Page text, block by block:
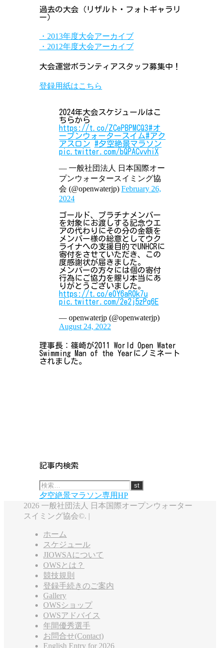
過去の大会（リザルト・フォトギャラリ
ー）
・2013年度大会アーカイブ
・2012年度大会アーカイブ
大会運営ボランティアスタッフ募集中！
登録用紙はこちら
2024年大会スケジュールはこ
ちらから
https://t.co/ZCePBPMCQ3#オ
ープンウォータースイム#アク
アスロン
#夕空絶景マラソン
pic.twitter.com/bQPACvvhiX
— 一般社団法人 日本国際オー
プンウォータースイミング協
会 (@openwaterjp) February 26,
2024
ゴールド、プラチナメンバー
を対象にお渡しする記念ウエ
アの代わりにその分の金額を
メンバー様の総意としてウク
ライナへの支援目的でUNHCRに
寄付をさせていただき、この
度感謝状が届きました。
メンバーの方々には個の寄付
行為にご協力を賜り本当にあ
りがとうございました。
https://t.co/eOY6aR0k7u
pic.twitter.com/2e2j5zPq6E
— openwaterjp (@openwaterjp)
August 24, 2022
理事長：篠崎が2011 World Open Water
Swimming Man of the Yearにノミネート
されました。
記事内検索
夕空絶景マラソン専用HP
2026 一般社団法人 日本国際オープンウォーター
スイミング協会©. |
ホーム
スケジュール
JIOWSAについて
OWSとは？
競技規則
登録手続きのご案内
Gallery
OWSショップ
OWSアドバイス
年間優秀選手
お問合せ(Contact)
English Entry for 2026